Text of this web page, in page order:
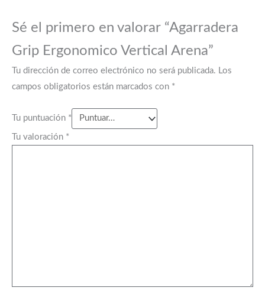
Sé el primero en valorar “Agarradera
Grip Ergonomico Vertical Arena”
Tu dirección de correo electrónico no será publicada. Los
campos obligatorios están marcados con *
Tu puntuación *
Tu valoración *